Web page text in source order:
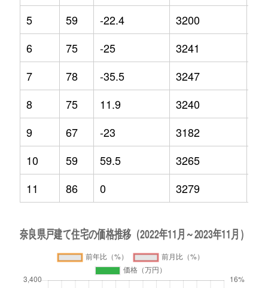
5
59 -22.4 3200
6
75 -25 3241
7
78 -35.5 3247
8
75 11.9 3240
9
67 -23 3182
10
59 59.5 3265
11
86 0 3279